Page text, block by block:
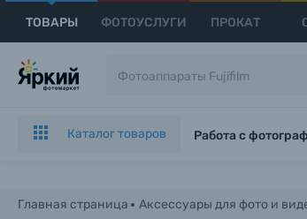
ТОВАРЫ ФОТОУСЛУГИ ПРОКАТ
Каталог товаров Работа с
Главная страница Аксессуары для фото и